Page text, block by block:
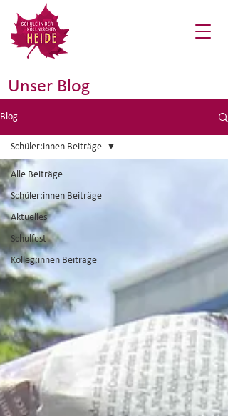
Unser Blog
Blog
Alle Beiträge
Schüler:innen Beiträge
Aktuelles
Schulfest
Kolleg:innen Beiträge
Schüler:innen Beiträge